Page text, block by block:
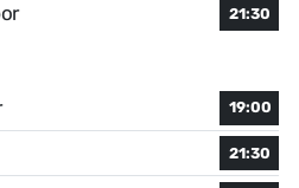
21:30
19:00
21:30